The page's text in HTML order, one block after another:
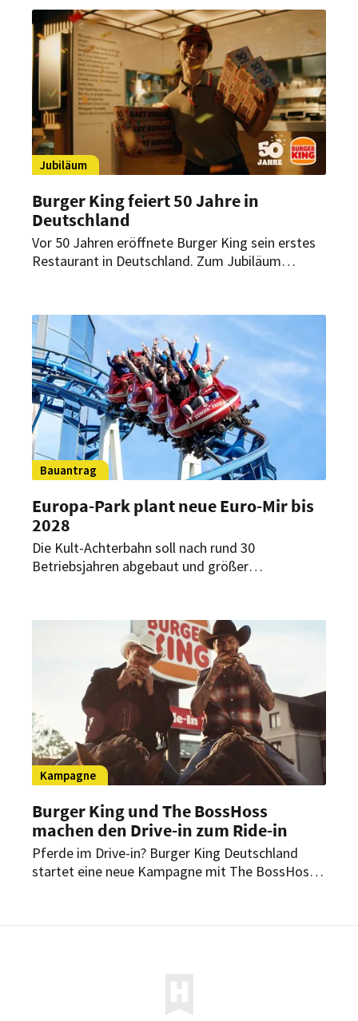
schon von noch höheren Preisen.
Jubiläum
Burger King feiert 50 Jahre in
Deutschland
Vor 50 Jahren eröffnete Burger King sein erstes
Restaurant in Deutschland. Zum Jubiläum
Gewinnchance.
Bauantrag
Europa-Park plant neue Euro-Mir bis
2028
Die Kult-Achterbahn soll nach rund 30
Betriebsjahren abgebaut und größer
Gastronomieturm.
Kampagne
Burger King und The BossHoss
machen den Drive-in zum Ride-in
Pferde im Drive-in? Burger King Deutschland
startet eine neue Kampagne mit The BossHoss.